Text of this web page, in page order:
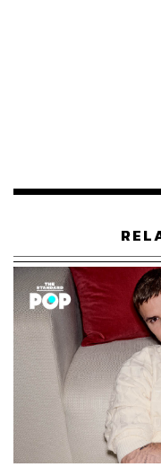
เบลค ไลฟ์ลีย์ออกงาน เ
เคยให้สัมภาษณ์กับเว็บ
เส้นผมนะ เพราะเบลค
ของเธอโดยตรงเลยต่า
เบลคบอกว่าแม่ของเธ
เอามายองเนสทาลงบ
สระผมตามปกติ ตัวยา
ผม เพราะมายองเนสไ
เงางามอยู่เสมอ บอก